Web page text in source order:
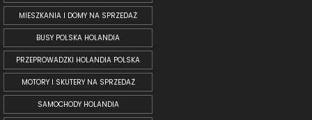
MIESZKANIA I DOMY NA SPRZEDAŻ
BUSY POLSKA HOLANDIA
PRZEPROWADZKI HOLANDIA POLSKA
MOTORY I SKUTERY NA SPRZEDAŻ
SAMOCHODY HOLANDIA